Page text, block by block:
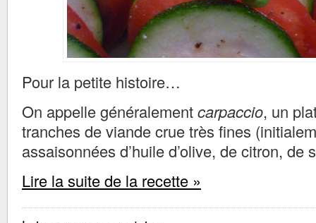
Pour la petite histoire…
On appelle généralementcarpaccio, un
tranches de viande crue très fines
assaisonnées d’huile d’olive, de citron, de
Lire la suite de la recette »